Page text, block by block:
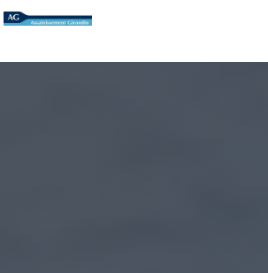
Panneau de gestion des cookies